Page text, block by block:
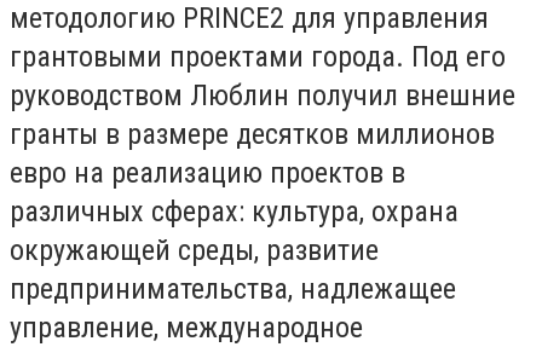
методологию PRINCE2 для управления
грантовыми проектами города. Под его
руководством Люблин получил внешние
гранты в размере десятков миллионов
евро на реализацию проектов в
различных сферах: культура, охрана
окружающей среды, развитие
предпринимательства, надлежащее
управление, международное